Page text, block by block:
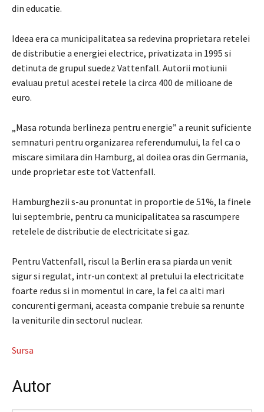
din educatie.
Ideea era ca municipalitatea sa redevina proprietara retelei
de distributie a energiei electrice, privatizata in 1995 si
detinuta de grupul suedez Vattenfall. Autorii motiunii
evaluau pretul acestei retele la circa 400 de milioane de
euro.
„Masa rotunda berlineza pentru energie” a reunit suficiente
semnaturi pentru organizarea referendumului, la fel ca o
miscare similara din Hamburg, al doilea oras din Germania,
unde proprietar este tot Vattenfall.
Hamburghezii s-au pronuntat in proportie de 51%, la finele
lui septembrie, pentru ca municipalitatea sa rascumpere
retelele de distributie de electricitate si gaz.
Pentru Vattenfall, riscul la Berlin era sa piarda un venit
sigur si regulat, intr-un context al pretului la electricitate
foarte redus si in momentul in care, la fel ca alti mari
concurenti germani, aceasta companie trebuie sa renunte
la veniturile din sectorul nuclear.
Sursa
Autor